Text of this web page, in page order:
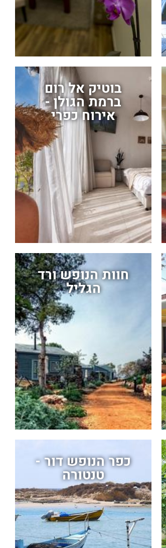
בוטיק אל רום
ברמת הגולן -
אירוח כפרי
חוות הנופש ורד
הגליל
כפר הנופש דור -
טנטורה